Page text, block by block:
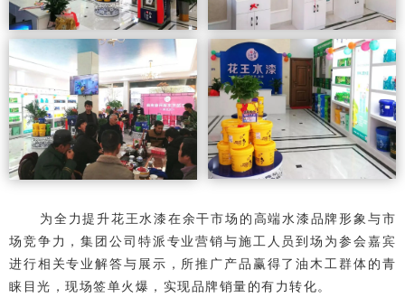
为全力提升花王水漆在余干市场的高端水漆品牌形象与市
场竞争力，集团公司特派专业营销与施工人员到场为参会嘉宾
进行相关专业解答与展示，所推广产品赢得了油木工群体的青
睐目光，现场签单火爆，实现品牌销量的有力转化。